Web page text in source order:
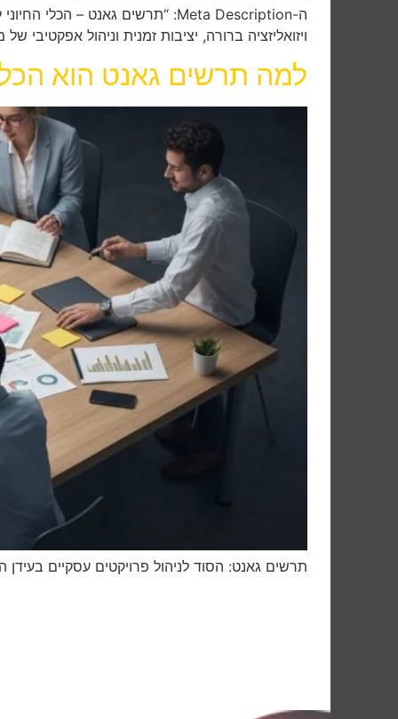
ויזואליזציה ברורה, יציבות זמנית וניהול אפקטיבי
למה תרשים גאנט הוא
תרשים גאנט: הסוד לניהול פרויקטים עסקיים בעידן